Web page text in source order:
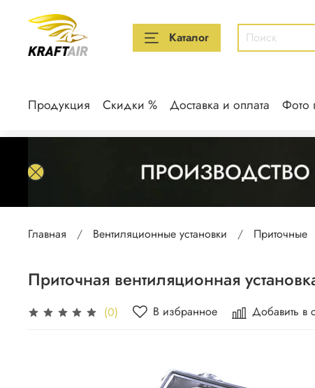
Каталог
Продукция Скидки % Доставка и оплата Фото
Главная Вентиляционные установки Приточные
Приточная вентиляционная
(0) В избранное Добавить в